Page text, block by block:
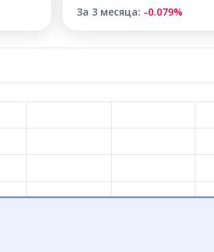
За 3 месяца: -0.079%